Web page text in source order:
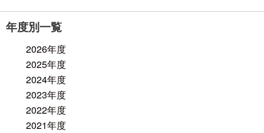
年度別一覧
2026年度
2025年度
2024年度
2023年度
2022年度
2021年度